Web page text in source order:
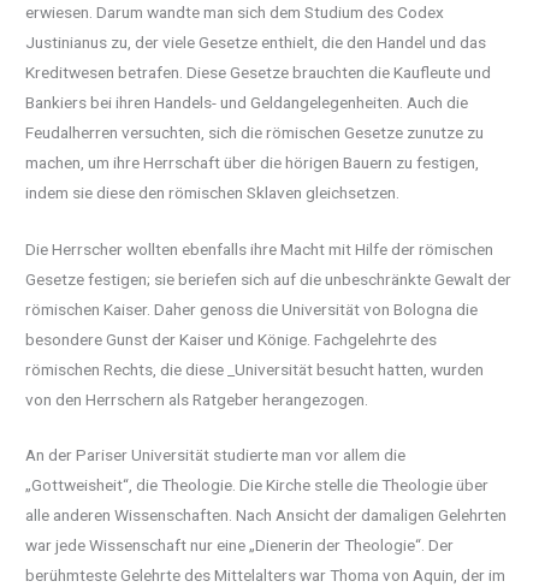
erwiesen. Darum wandte man sich dem Studium des Codex
Justinianus zu, der viele Gesetze enthielt, die den Handel und das
Kreditwesen betrafen. Diese Gesetze brauchten die Kaufleute und
Bankiers bei ihren Handels- und Geldangelegenheiten. Auch die
Feudalherren versuchten, sich die römischen Gesetze zunutze zu
machen, um ihre Herrschaft über die hörigen Bauern zu festigen,
indem sie diese den römischen Sklaven gleichsetzen.
Die Herrscher wollten ebenfalls ihre Macht mit Hilfe der römischen
Gesetze festigen; sie beriefen sich auf die unbeschränkte Gewalt der
römischen Kaiser. Daher genoss die Universität von Bologna die
besondere Gunst der Kaiser und Könige. Fachgelehrte des
römischen Rechts, die diese _Universität besucht hatten, wurden
von den Herrschern als Ratgeber herangezogen.
An der Pariser Universität studierte man vor allem die
„Gottweisheit“, die Theologie. Die Kirche stelle die Theologie über
alle anderen Wissenschaften. Nach Ansicht der damaligen Gelehrten
war jede Wissenschaft nur eine „Dienerin der Theologie“. Der
berühmteste Gelehrte des Mittelalters war Thoma von Aquin, der im